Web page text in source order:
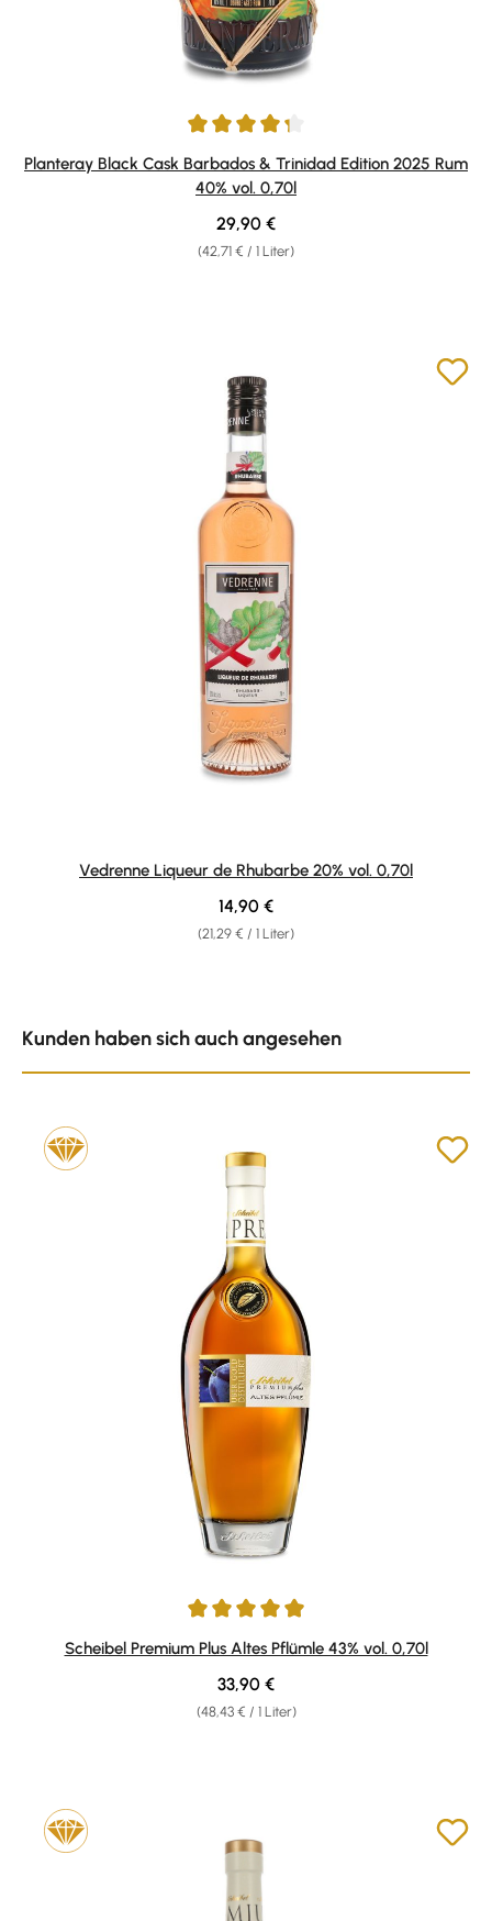
Durchschnittliche Bewertung von 4.33 von 5 Sternen
Planteray Black Cask Barbados & Trinidad Edition 2025 Rum
40% vol. 0,70l
(42,71 € / 1 Liter)
Regulärer Preis:
29,90 €
Vedrenne Liqueur de Rhubarbe 20% vol. 0,70l
(21,29 € / 1 Liter)
Regulärer Preis:
14,90 €
Kunden haben sich auch angesehen
Durchschnittliche Bewertung von 4.9 von 5 Sternen
Scheibel Premium Plus Altes Pflümle 43% vol. 0,70l
(48,43 € / 1 Liter)
Regulärer Preis:
33,90 €